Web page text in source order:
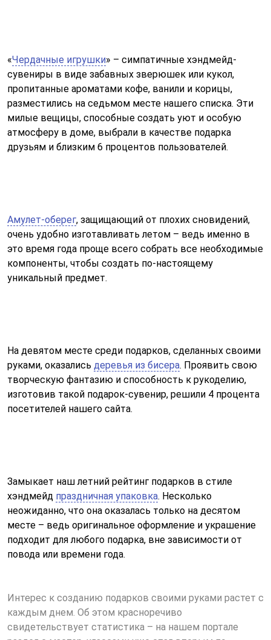
«Чердачные игрушки» – симпатичные хэндмейд-
сувениры в виде забавных зверюшек или кукол,
пропитанные ароматами кофе, ванили и корицы,
разместились на седьмом месте нашего списка. Эти
милые вещицы, способные создать уют и особую
атмосферу в доме, выбрали в качестве подарка
друзьям и близким 6 процентов пользователей.
Амулет-оберег, защищающий от плохих сновидений,
очень удобно изготавливать летом – ведь именно в
это время года проще всего собрать все необходимые
компоненты, чтобы создать по-настоящему
уникальный предмет.
На девятом месте среди подарков, сделанных своими
руками, оказались деревья из бисера. Проявить свою
творческую фантазию и способность к рукоделию,
изготовив такой подарок-сувенир, решили 4 процента
посетителей нашего сайта.
Замыкает наш летний рейтинг подарков в стиле
хэндмейд праздничная упаковка. Несколько
неожиданно, что она оказалась только на десятом
месте – ведь оригинальное оформление и украшение
подходит для любого подарка, вне зависимости от
повода или времени года.
Интерес к созданию подарков своими руками растет с
каждым днем. Об этом красноречиво
свидетельствует статистика – на нашем портале